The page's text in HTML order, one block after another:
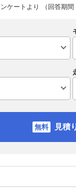
ケートより （回答期間
見積